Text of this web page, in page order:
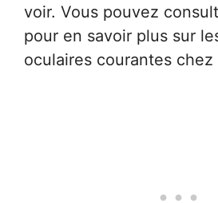
voir. Vous pouvez
pour en savoir plus sur
oculaires courantes